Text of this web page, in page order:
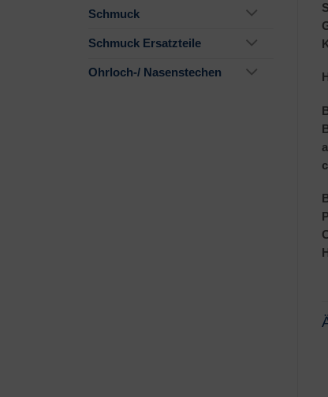
Schmuck
Schmuck Ersatzteile
Ohrloch-/ Nasenstechen